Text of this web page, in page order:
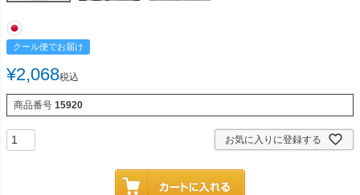
クール便でお届け
¥2,068税込
商品番号 15920
お気に入りに登録する